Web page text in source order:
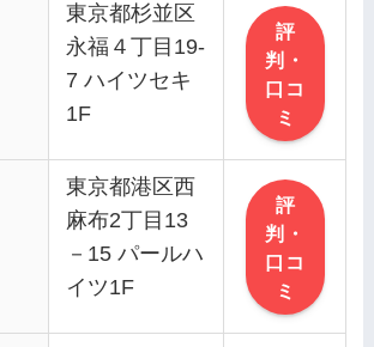
東京都杉並区
永福４丁目19-
7 ハイツセキ
1F
評
判・
口コ
ミ
東京都港区西
麻布2丁目13
－15 パールハ
イツ1F
評
判・
口コ
ミ